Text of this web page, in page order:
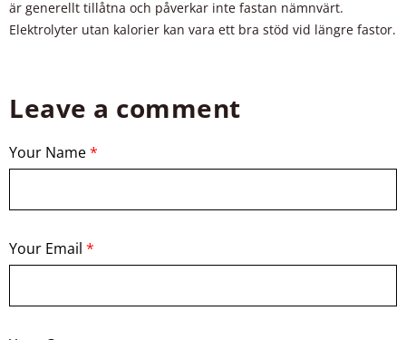
är generellt tillåtna och påverkar inte fastan nämnvärt.
Elektrolyter utan kalorier kan vara ett bra stöd vid längre fastor.
Leave a comment
Your Name*
Your Email *